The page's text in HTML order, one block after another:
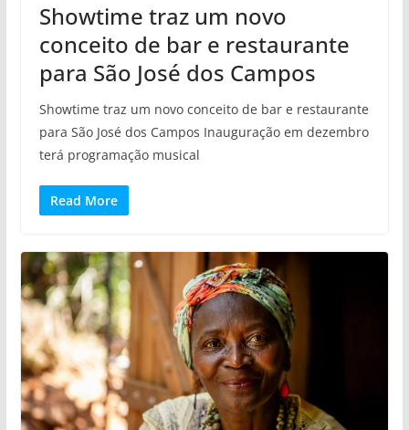
Showtime traz um novo
conceito de bar e restaurante
para São José dos Campos
Showtime traz um novo conceito de bar e restaurante
para São José dos Campos Inauguração em dezembro
terá programação musical
Read More